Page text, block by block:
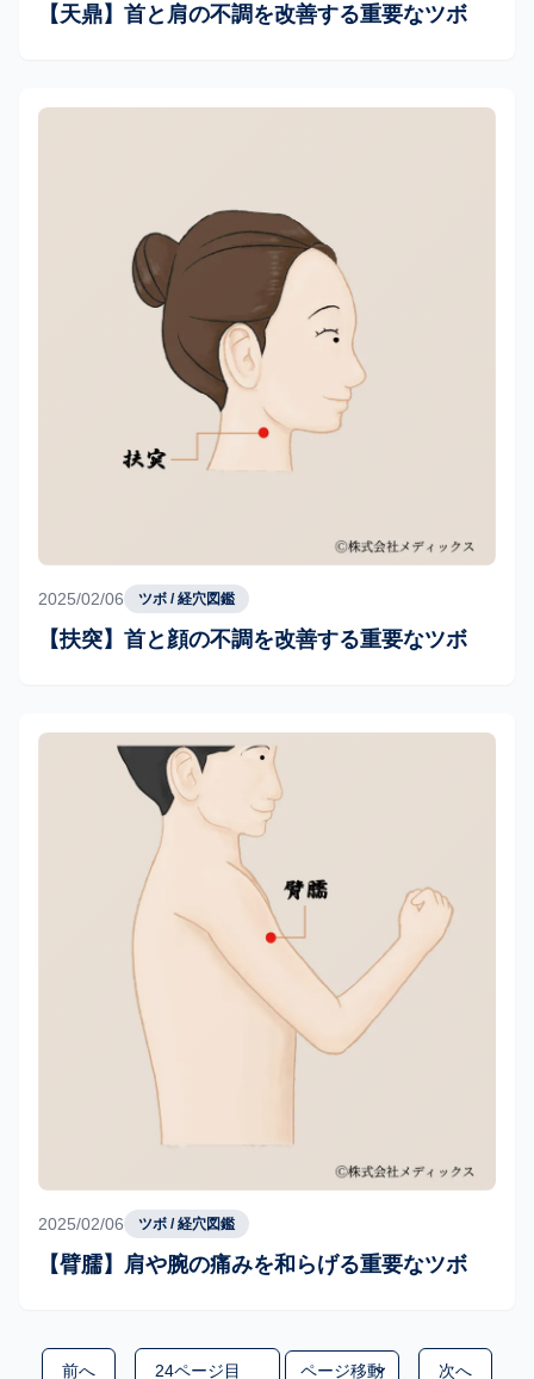
【天鼎】首と肩の不調を改善する重要なツボ
2025/02/06 ツボ / 経穴図鑑
【扶突】首と顔の不調を改善する重要なツボ
2025/02/06 ツボ / 経穴図鑑
【臂臑】肩や腕の痛みを和らげる重要なツボ
前へ 移動するページ ページ移動 次へ